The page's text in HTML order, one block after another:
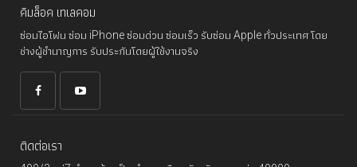
คิมล็อค เทเลคอม
ซ่อมไอโฟน ซ่อม iPhone ซ่อมด่วน ซ่อมเร็ว รับซ่อม Apple ทั่วประเทศ โดย
ช่างผู้ชำนาญการ รับประกันโดยผู้ใช้งานจริง
ติดต่อเรา